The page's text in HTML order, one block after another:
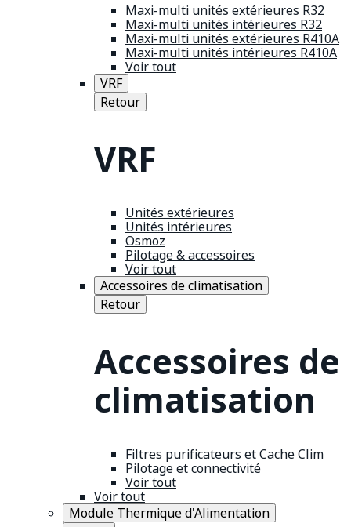
Maxi-multi unités extérieures R32
Maxi-multi unités intérieures R32
Maxi-multi unités extérieures R410A
Maxi-multi unités intérieures R410A
Voir tout
VRF
Retour
VRF
Unités extérieures
Unités intérieures
Osmoz
Pilotage & accessoires
Voir tout
Accessoires de climatisation
Retour
Accessoires de
climatisation
Filtres purificateurs et Cache Clim
Pilotage et connectivité
Voir tout
Voir tout
Module Thermique d'Alimentation